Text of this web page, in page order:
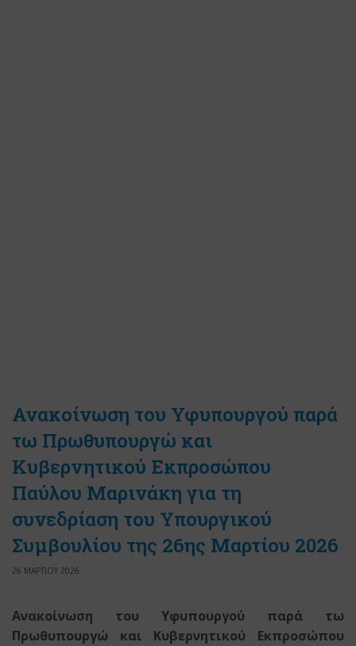
Ανακοίνωση του Υφυπουργού παρά
τω Πρωθυπουργώ και
Κυβερνητικού Εκπροσώπου
Παύλου Μαρινάκη για τη
συνεδρίαση του Υπουργικού
Συμβουλίου της 26ης Μαρτίου 2026
26 ΜΑΡΤΙΟΥ 2026
Ανακοίνωση του Υφυπουργού παρά τω
Πρωθυπουργώ και Κυβερνητικού Εκπροσώπου